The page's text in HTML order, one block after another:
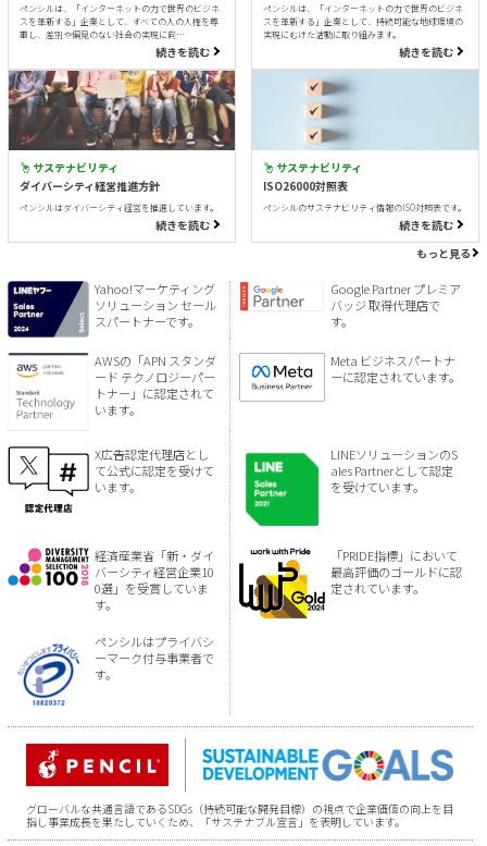
ペンシルは、「インターネットの力で世界のビジネ
スを革新する」企業として、すべての人の人権を尊
重し、差別や偏見のない社会の実現に向…
続きを読む
ペンシルは、「インターネットの力で世界のビジネ
スを革新する」企業として、持続可能な地球環境の
実現にむけた活動に取り組みます。
続きを読む
サステナビリティ
ダイバーシティ経営推進方針
ペンシルはダイバーシティ経営を推進しています。
続きを読む
サステナビリティ
ISO26000対照表
ペンシルのサステナビリティ情報のISO対照表です。
続きを読む
もっと見る
Yahoo!マーケティング
ソリューション セール
スパートナーです。
Google Partner プレミア
バッジ 取得代理店で
す。
AWSの「APN スタンダ
ード テクノロジーパー
トナー」に認定されて
います。
Meta ビジネスパートナ
ーに認定されています。
X広告認定代理店とし
て公式に認定を受けて
います。
LINEソリューションのS
ales Partnerとして認定
を受けています。
経済産業省「新・ダイ
バーシティ経営企業10
0選」を受賞していま
す。
「PRIDE指標」において
最高評価のゴールドに認
定されています。
ペンシルはプライバシ
ーマーク付与事業者で
す。
グローバルな共通言語であるSDGs（持続可能な開発目標）の視点で企業価値の向上を目
指し事業成長を果たしていくため、「サステナブル宣言」を表明しています。